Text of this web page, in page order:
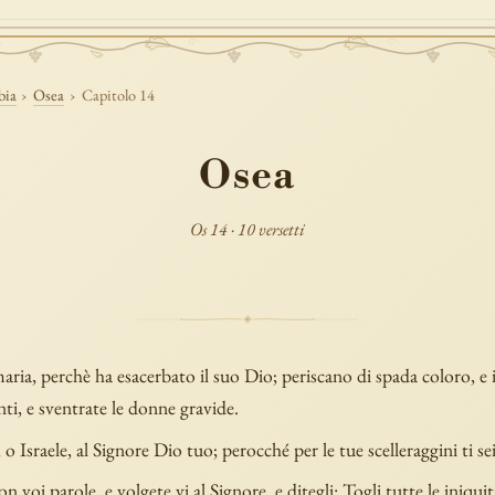
› Osea › Capitolo 14
Osea
Os 14 · 10 versetti
perchè ha esacerbato il suo Dio; periscano di spada coloro,
e sventrate le donne gravide.
Israele, al Signore Dio tuo; perocché per le tue scelleraggini ti